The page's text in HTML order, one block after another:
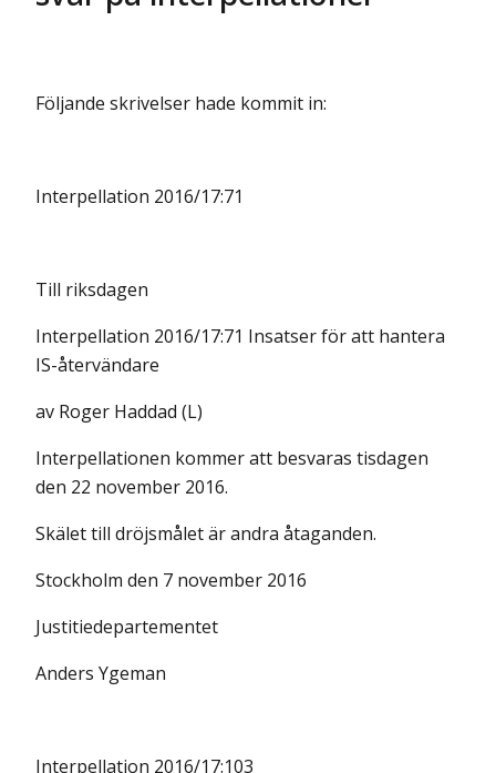
Följande skrivelser hade kommit in:
Interpellation 2016/17:71
Till riksdagen
Interpellation 2016/17:71 Insatser för att hantera
IS-återvändare
av Roger Haddad (L)
Interpellationen kommer att besvaras tisdagen
den 22 november 2016.
Skälet till dröjsmålet är andra åtaganden.
Stockholm den 7 november 2016
Justitiedepartementet
Anders Ygeman
Interpellation 2016/17:103